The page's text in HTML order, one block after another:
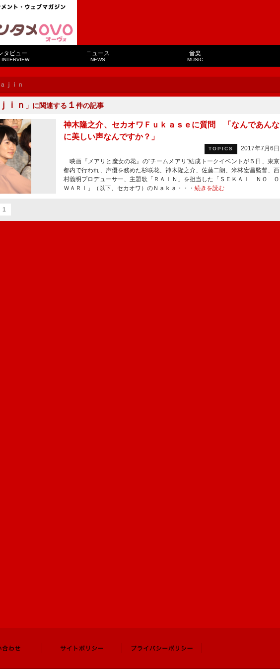
タビュー
INTERVIEW
ニュース
NEWS
音楽
MUSIC
ｊｉｎ
ｉｎ 」に関連する １ 件の記事
神木隆之介、セカオワＦｕｋａｓｅに質問 「なんであんな
に美しい声なんですか？」
TOPICS
2017年7月6日
映画『メアリと魔女の花』の“チームメアリ”結成トークイベントが５日、東京
都内で行われ、声優を務めた杉咲花、神木隆之介、佐藤二朗、米林宏昌監督、西
村義明プロデューサー、主題歌「ＲＡＩＮ」を担当した「ＳＥＫＡＩ ＮＯ Ｏ
ＷＡＲＩ」（以下、セカオワ）のＮａｋａ・・・ 続きを読む
1